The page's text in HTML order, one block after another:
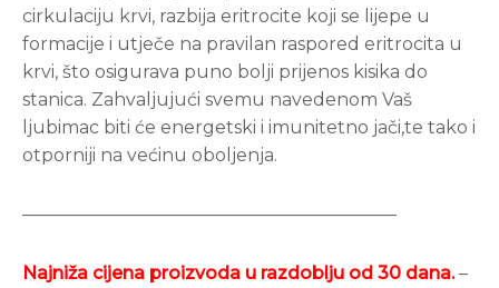
cirkulaciju krvi, razbija eritrocite koji se lijepe u
formacije i utječe na pravilan raspored eritrocita u
krvi, što osigurava puno bolji prijenos kisika do
stanica. Zahvaljujući svemu navedenom Vaš
ljubimac biti će energetski i imunitetno jači,te tako i
otporniji na većinu oboljenja.
—————————————————————
Najniža cijena proizvoda u razdoblju od 30 dana.–